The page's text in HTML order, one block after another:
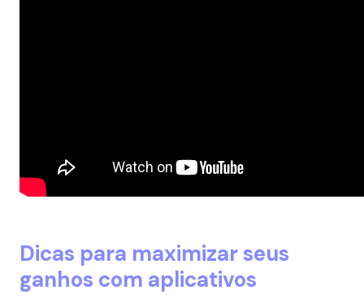
Dicas para maximizar seus
ganhos com aplicativos